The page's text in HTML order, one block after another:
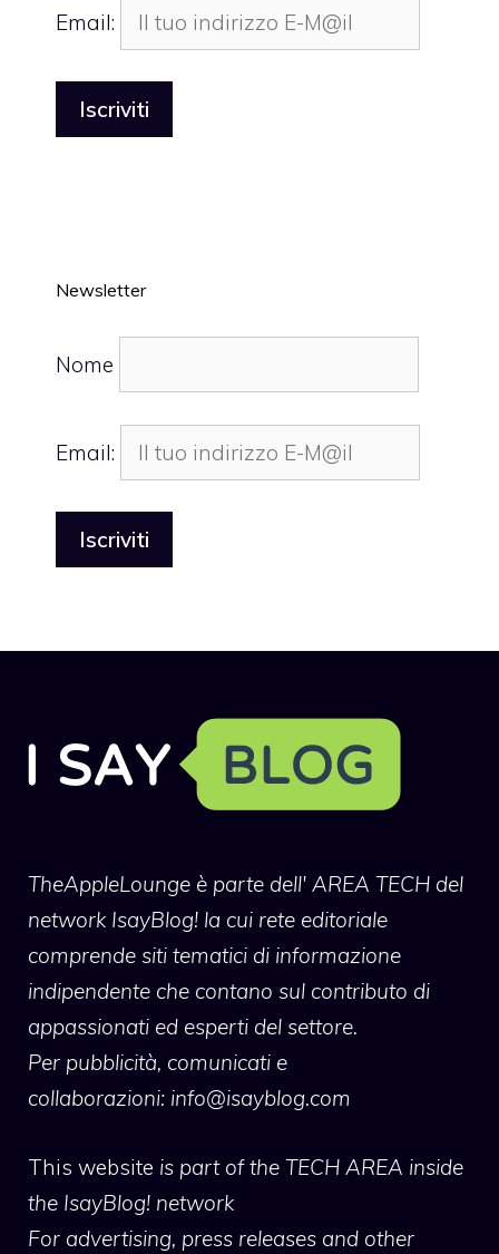
Email:
Newsletter
Nome
Email:
TheAppleLounge è parte dell' AREA TECH del
network IsayBlog! la cui rete editoriale
comprende siti tematici di informazione
indipendente che contano sul contributo di
appassionati ed esperti del settore.
Per pubblicità, comunicati e
collaborazioni: info@isayblog.com
This website is part of the TECH AREA inside
the IsayBlog! network
For advertising, press releases and other